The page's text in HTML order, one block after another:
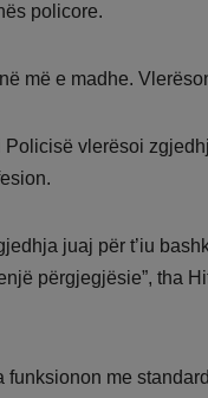
policore.
më e madhe.
vlerësoi
juaj për t’iu
përgjegjësie”, tha
me